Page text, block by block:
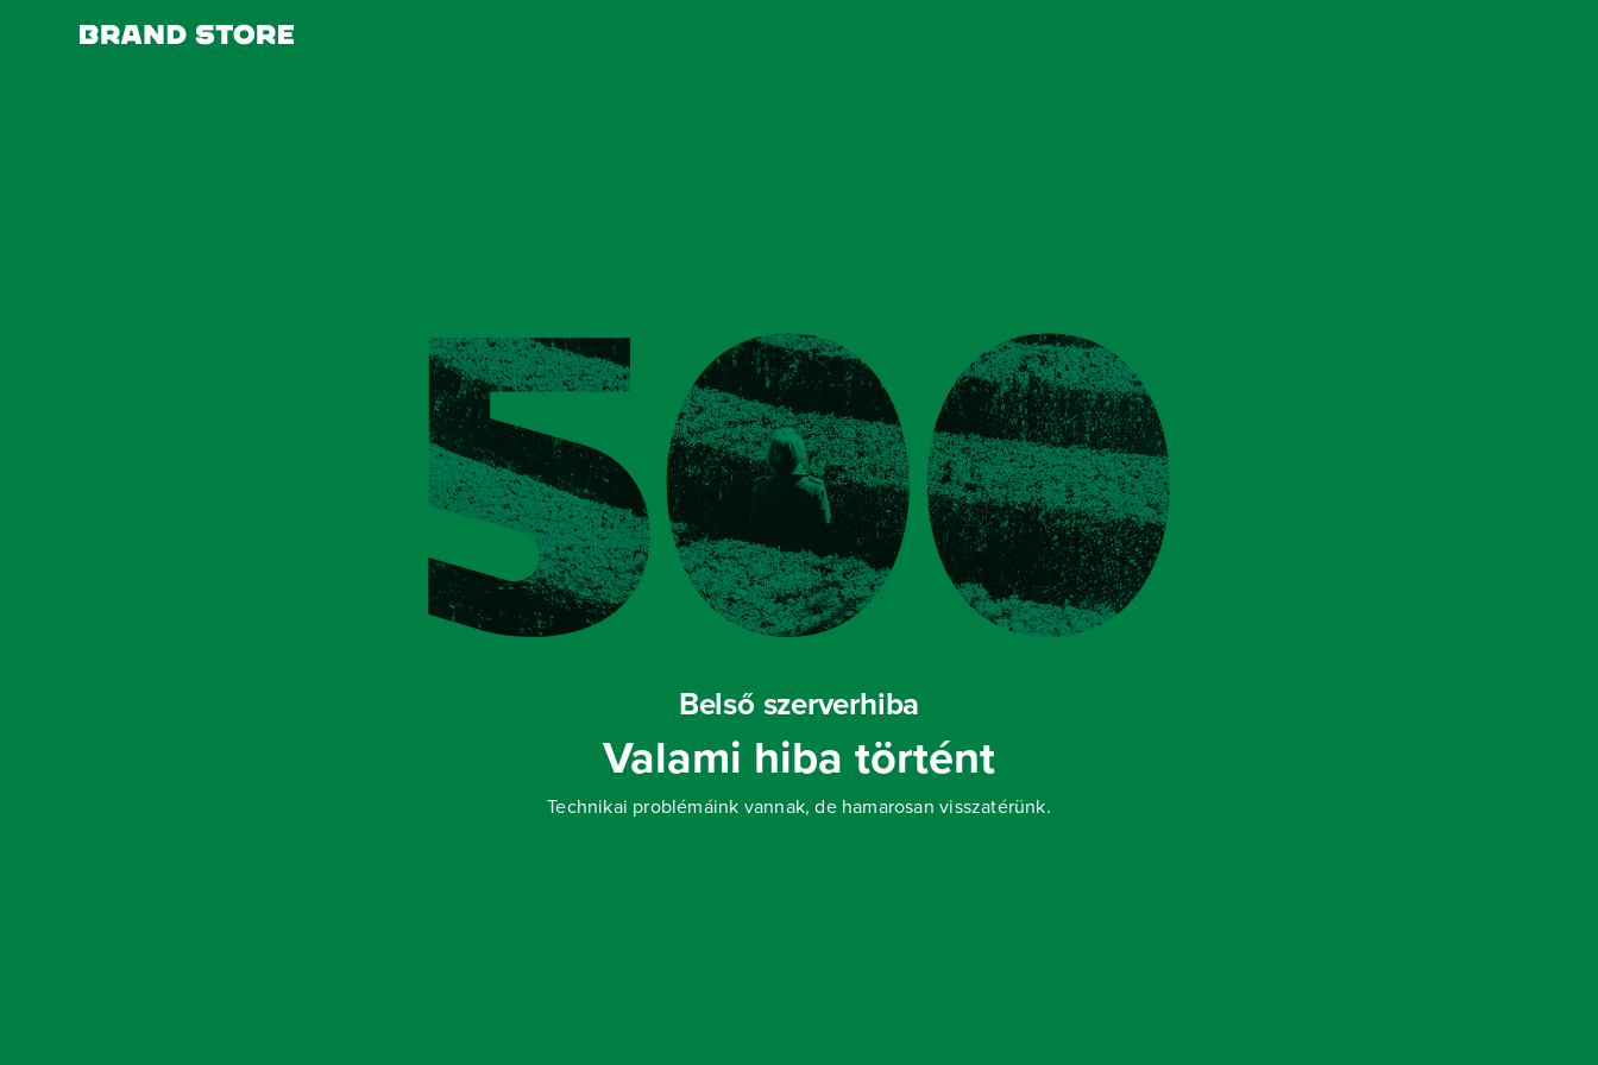
Belső szerverhiba
Valami hiba történt
Technikai problémáink vannak, de hamarosan visszatérünk.